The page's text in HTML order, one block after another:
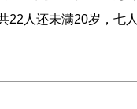
人还未满20岁，七